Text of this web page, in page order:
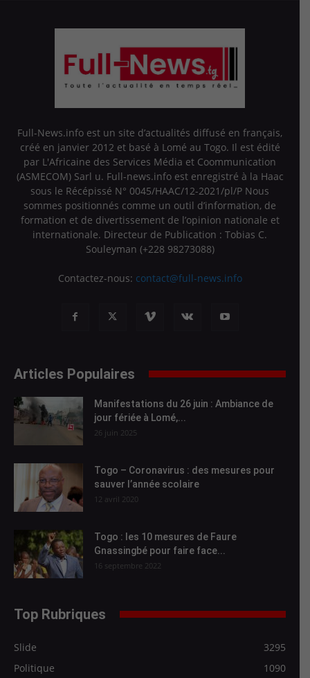
Full-News.info est un site d’actualités diffusé en français,
créé en janvier 2012 et basé à Lomé au Togo. Il est édité
par L'Africaine des Services Média et Coommunication
(ASMECOM) Sarl u. Full-news.info est enregistré à la Haac
sous le Récépissé N° 0045/HAAC/12-2021/pl/P Nous
sommes positionnés comme un outil d’information, de
formation et de divertissement de l’opinion nationale et
internationale. Directeur de Publication : Tobias C.
Souleyman (+228 98273088)
Contactez-nous: contact@full-news.info
Articles Populaires
Manifestations du 26 juin : Ambiance de
jour fériée à Lomé,...
26 juin 2025
Togo – Coronavirus : des mesures pour
sauver l’année scolaire
12 avril 2020
Togo : les 10 mesures de Faure
Gnassingbé pour faire face...
16 septembre 2022
Top Rubriques
Slide
3295
Politique
1090